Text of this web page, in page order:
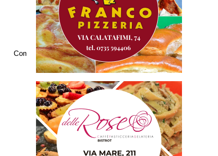
Commenti